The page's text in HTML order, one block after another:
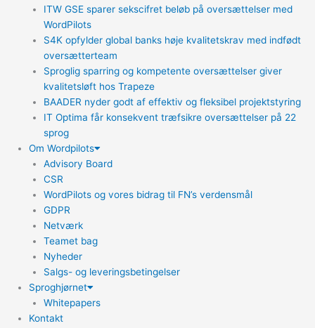
ITW GSE sparer sekscifret beløb på oversættelser med
WordPilots
S4K opfylder global banks høje kvalitetskrav med indfødt
oversætterteam
Sproglig sparring og kompetente oversættelser giver
kvalitetsløft hos Trapeze
BAADER nyder godt af effektiv og fleksibel projektstyring
IT Optima får konsekvent træfsikre oversættelser på 22
sprog
Om Wordpilots
Advisory Board
CSR
WordPilots og vores bidrag til FN’s verdensmål
GDPR
Netværk
Teamet bag
Nyheder
Salgs- og leveringsbetingelser
Sproghjørnet
Whitepapers
Kontakt